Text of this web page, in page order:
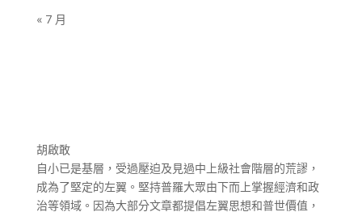
« 7 月
胡啟敢
自小已是基層，受過壓迫及見過中上級社會階層的荒謬，
成為了堅定的左翼。堅持普羅大眾由下而上掌握經濟和政
治等領域。因為大部分文章都提倡左翼思想和普世價值，